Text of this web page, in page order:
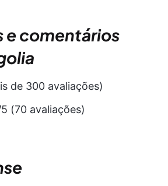
e comentários
de 300 avaliações)
(70 avaliações)